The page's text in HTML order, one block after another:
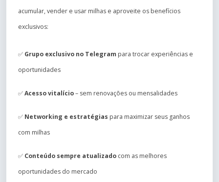
acumular, vender e usar milhas e aproveite os benefícios
exclusivos:
✅ Grupo exclusivo no Telegram para trocar experiências e
oportunidades
✅Acesso vitalício– sem renovações ou mensalidades
✅ Networking e estratégias para maximizar seus ganhos
com milhas
✅ Conteúdo sempre atualizado com as melhores
oportunidades do mercado